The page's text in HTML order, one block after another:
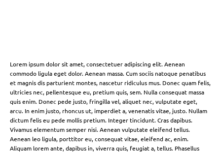
Lorem ipsum dolor sit amet, consectetuer adipiscing elit. Aenean
commodo ligula eget dolor. Aenean massa. Cum sociis natoque penatibus
et magnis dis parturient montes, nascetur ridiculus mus. Donec quam felis,
ultricies nec, pellentesque eu, pretium quis, sem. Nulla consequat massa
quis enim. Donec pede justo, fringilla vel, aliquet nec, vulputate eget,
arcu. In enim justo, rhoncus ut, imperdiet a, venenatis vitae, justo. Nullam
dictum felis eu pede mollis pretium. Integer tincidunt. Cras dapibus.
Vivamus elementum semper nisi. Aenean vulputate eleifend tellus.
Aenean leo ligula, porttitor eu, consequat vitae, eleifend ac, enim.
Aliquam lorem ante, dapibus in, viverra quis, feugiat a, tellus. Phasellus